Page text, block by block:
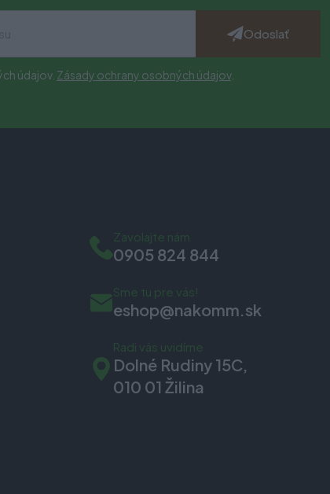
Odoslať
údajov. Zásady ochrany osobných údajov.
Zavolajte nám
0905 824 844
Sme tu pre vás!
eshop@nakomm.sk
Radi vás uvidíme
Dolné Rudiny 15C,
010 01 Žilina